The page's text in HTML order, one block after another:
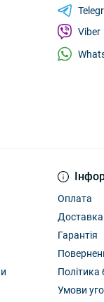
Оплата
Доставка
Гарантія
Політика
Умови
Viber